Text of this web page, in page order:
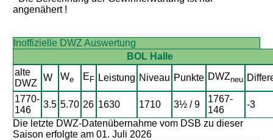
angenähert !
Inoffizielle DWZ Auswertung
BOL Halle
alte
DWZ
W We E F Leistung Niveau Punkte DWZneu
1770-
146
3.5 5.70 26 1630 1710 3½ / 9
1767-
146
-3
Die letzte DWZ-Datenübernahme vom DSB zu dieser
Saison erfolgte am 01. Juli 2026